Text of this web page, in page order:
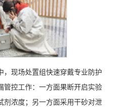
，现场处置组快速穿戴专业防护
管控工作：一方面果断开启实验
剂浓度；另一方面采用干砂对泄